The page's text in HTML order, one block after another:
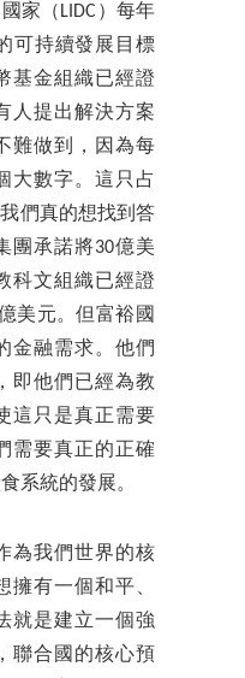
家（LIDC）每年
可持續發展目標
基金組織已經證
人提出解決方案
難做到，因為每
大數字。這只占
們真的想找到答
團承諾將30億美
科文組織已經證
美元。但富裕國
金融需求。他們
即他們已經為教
這只是真正需要
需要真正的正確
系統的發展。
為我們世界的核
擁有一個和平、
就是建立一個強
聯合國的核心預